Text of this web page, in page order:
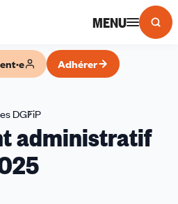
MENU
Adhérer
DGFiP
agent
administratif